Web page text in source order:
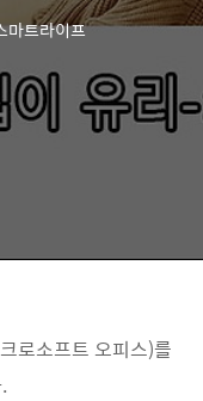
마트라이프
로소프트 오피스)를